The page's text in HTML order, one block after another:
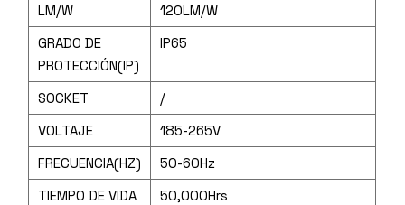
LM/W
120LM/W
GRADO DE
PROTECCIÓN(IP)
IP65
SOCKET
/
VOLTAJE
185-265V
FRECUENCIA(HZ)
50-60Hz
TIEMPO DE VIDA
50,000Hrs